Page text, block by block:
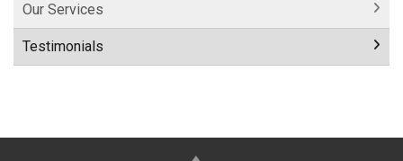
Our Services
Testimonials